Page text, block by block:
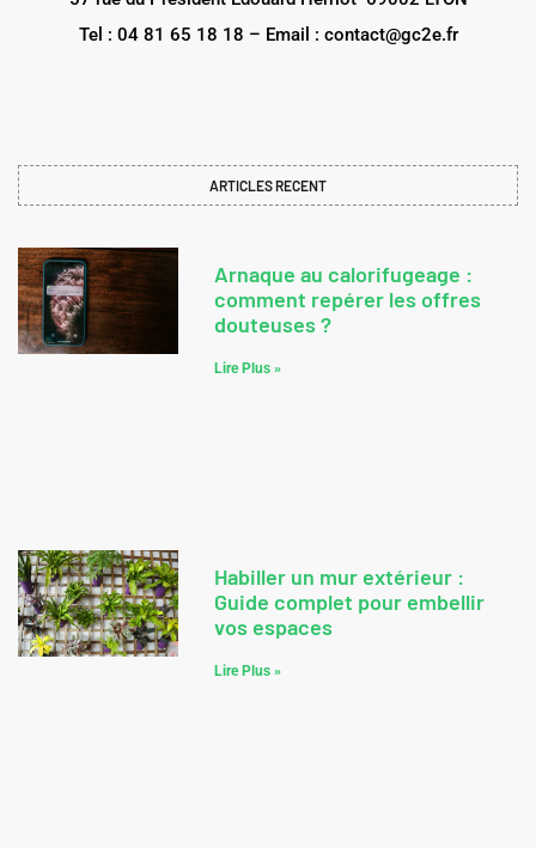
Tel : 04 81 65 18 18 – Email : contact@gc2e.fr
ARTICLES RECENT
Arnaque au calorifugeage :
comment repérer les offres
douteuses ?
Lire Plus »
Habiller un mur extérieur :
Guide complet pour embellir
vos espaces
Lire Plus »